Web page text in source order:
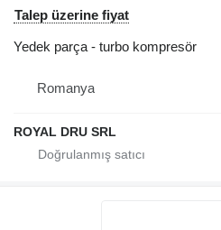
Talep üzerine fiyat
Yedek parça - turbo kompresör
Romanya
ROYAL DRU SRL